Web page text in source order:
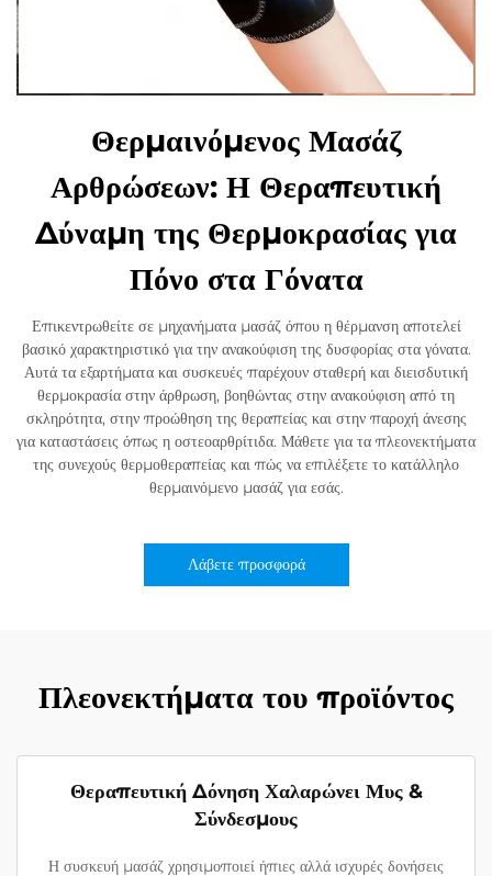
Θερμαινόμενος Μασάζ
Αρθρώσεων: Η Θεραπευτική
Δύναμη της Θερμοκρασίας για
Πόνο στα Γόνατα
Επικεντρωθείτε σε μηχανήματα μασάζ όπου η θέρμανση αποτελεί
βασικό χαρακτηριστικό για την ανακούφιση της δυσφορίας στα γόνατα.
Αυτά τα εξαρτήματα και συσκευές παρέχουν σταθερή και διεισδυτική
θερμοκρασία στην άρθρωση, βοηθώντας στην ανακούφιση από τη
σκληρότητα, στην προώθηση της θεραπείας και στην παροχή άνεσης
για καταστάσεις όπως η οστεοαρθρίτιδα. Μάθετε για τα πλεονεκτήματα
της συνεχούς θερμοθεραπείας και πώς να επιλέξετε το κατάλληλο
θερμαινόμενο μασάζ για εσάς.
Λάβετε προσφορά
Πλεονεκτήματα του προϊόντος
Θεραπευτική Δόνηση Χαλαρώνει Μυς &
Σύνδεσμους
Η συσκευή μασάζ χρησιμοποιεί ήπιες αλλά ισχυρές δονήσεις